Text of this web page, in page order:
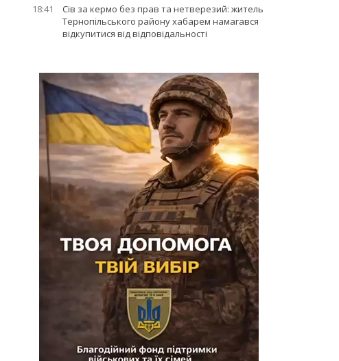
18:41
Сів за кермо без прав та нетверезий: житель
Тернопільського району хабарем намагався
відкупитися від відповідальності